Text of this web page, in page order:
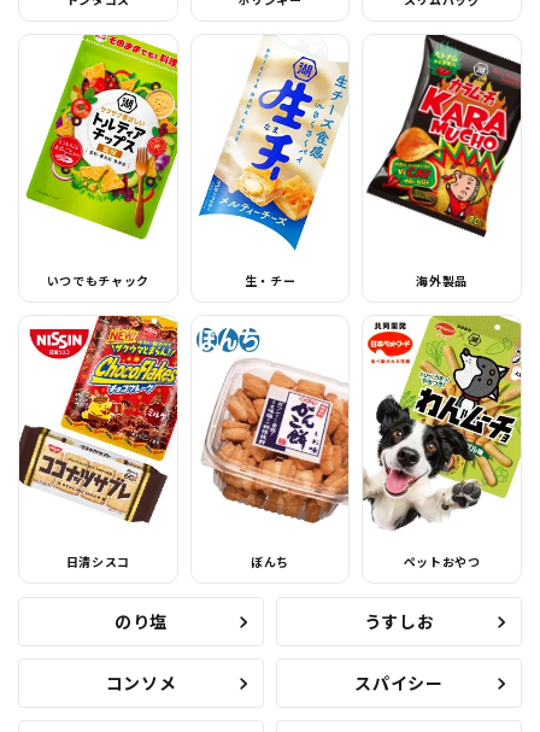
いつでもチャック 生・チー 海外製品
日清シスコ ぼんち ペットおやつ
のり塩 うすしお
コンソメ スパイシー